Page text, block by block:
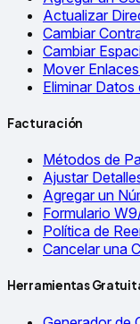
Actualizar
Cambiar
Cambiar
Mover
Eliminar
Facturación
Métodos de
Ajustar
Agregar un
Formulario
Política de
Cancelar una
Herramientas